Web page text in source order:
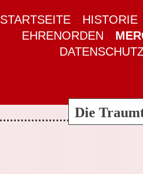
STARTSEITE HISTORIE
EHRENORDEN
Die